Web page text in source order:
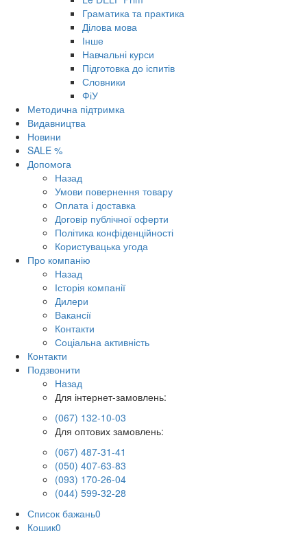
Граматика та практика
Ділова мова
Інше
Навчальні курси
Підготовка до іспитів
Словники
ФіУ
Методична підтримка
Видавництва
Новини
SALE %
Допомога
Назад
Умови повернення товару
Оплата і доставка
Договір публічної оферти
Політика конфіденційності
Користувацька угода
Про компанію
Назад
Історія компанії
Дилери
Вакансії
Контакти
Соціальна активність
Контакти
Подзвонити
Назад
Для інтернет-замовлень:
(067) 132-10-03
Для оптових замовлень:
(067) 487-31-41
(050) 407-63-83
(093) 170-26-04
(044) 599-32-28
Список бажань0
Кошик0